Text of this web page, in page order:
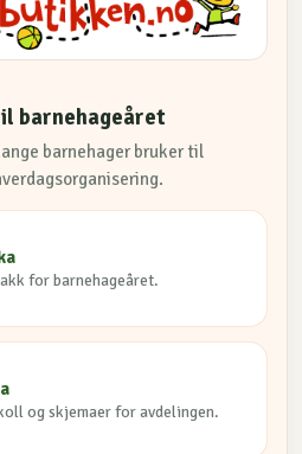
barnehageåret
barnehager bruker til
for barnehageåret.
og skjemaer for avdelingen.